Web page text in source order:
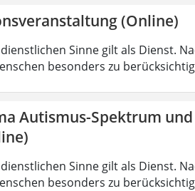
(Online)
Sinne gilt als Dienst.
besonders zu
Autismus-Spektrum
Sinne gilt als Dienst.
besonders zu